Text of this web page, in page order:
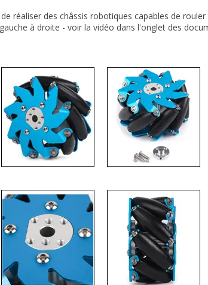
réaliser des châssis robotiques capables de
à droite - voir la vidéo dans l'onglet des